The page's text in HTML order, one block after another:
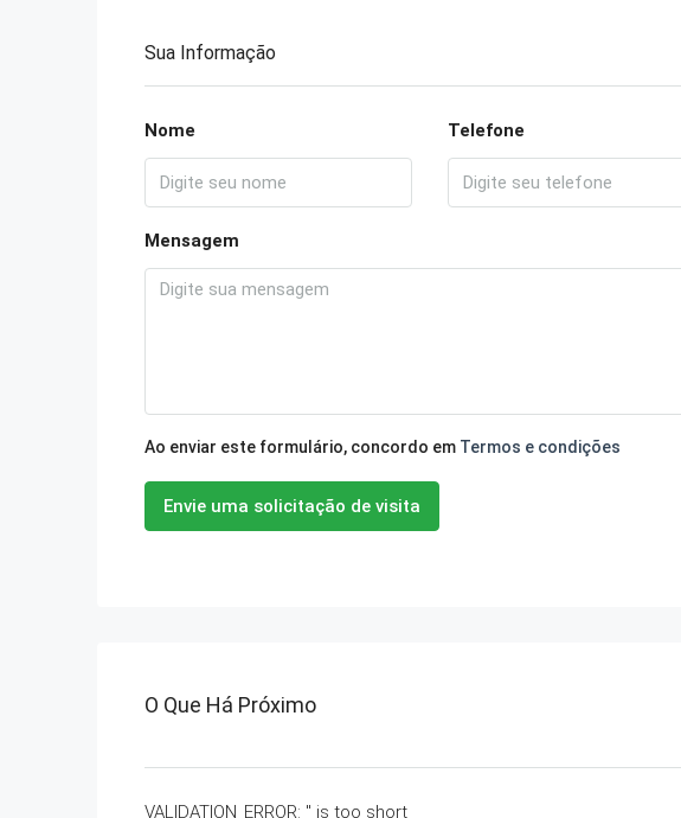
Sua Informação
Nome Telefone
Mensagem
Ao enviar este formulário, concordo em Termos e condições
Envie uma solicitação de visita
O Que Há Próximo
VALIDATION_ERROR: '' is too short